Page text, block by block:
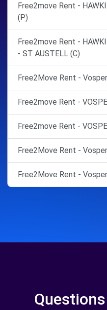
Free2move Rent -
(P)
Free2move Rent -
- ST AUSTELL (C)
Free2Move Rent -
Free2move Rent -
Free2move Rent -
Free2Move Rent -
Free2Move Rent -